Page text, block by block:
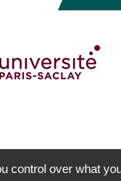
control over what